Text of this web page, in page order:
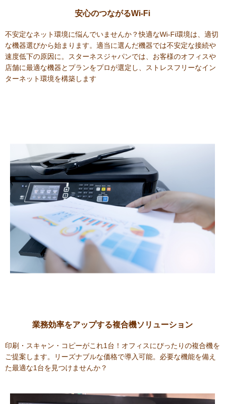
安心のつながるWi-Fi
不安定なネット環境に悩んでいませんか？快適なWi-Fi環境は、適切
な機器選びから始まります。適当に選んだ機器では不安定な接続や
速度低下の原因に。スターネスジャパンでは、お客様のオフィスや
店舗に最適な機器とプランをプロが選定し、ストレスフリーなイン
ターネット環境を構築します
業務効率をアップする複合機ソリューション
印刷・スキャン・コピーがこれ1台！オフィスにぴったりの複合機を
ご提案します。リーズナブルな価格で導入可能。必要な機能を備え
た最適な1台を見つけませんか？